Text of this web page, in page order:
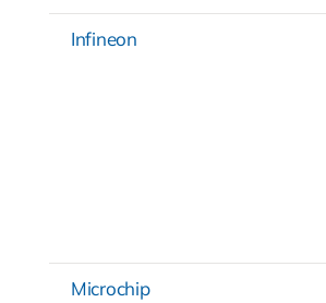
Infineon
Microchip